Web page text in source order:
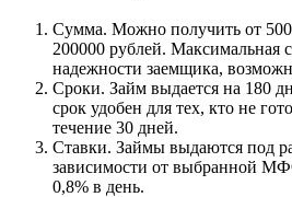
Сумма. Можно получить от
200000 рублей. Максимальная
надежности заемщика,
Сроки. Займ выдается на 180
срок удобен для тех, кто не
течение 30 дней.
Ставки. Займы выдаются под
зависимости от выбранной
0,8% в день.